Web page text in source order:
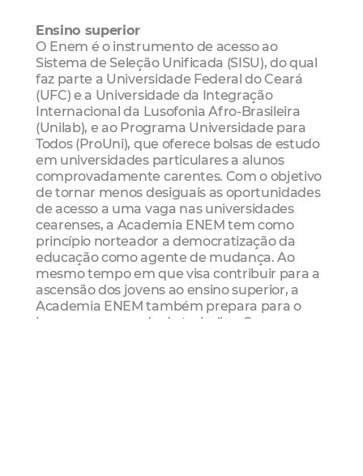
Ensino superior
O Enem é o instrumento de acesso ao
Sistema de Seleção Unificada (SISU), do qual
faz parte a Universidade Federal do Ceará
(UFC) e a Universidade da Integração
Internacional da Lusofonia Afro-Brasileira
(Unilab), e ao Programa Universidade para
Todos (ProUni), que oferece bolsas de estudo
em universidades particulares a alunos
comprovadamente carentes. Com o objetivo
de tornar menos desiguais as oportunidades
de acesso a uma vaga nas universidades
cearenses, a Academia ENEM tem como
princípio norteador a democratização da
educação como agente de mudança. Ao
mesmo tempo em que visa contribuir para a
ascensão dos jovens ao ensino superior, a
Academia ENEM também prepara para o
ingresso no mundo do trabalho. Com o curso,